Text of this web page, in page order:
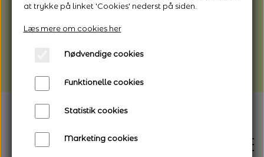
*Webshoppen er åben og sender hele
afhentning
Vi gør opmærksom på, at der kan være lidt
længere leveringstid
at trykke på linket 'Cookies' nederst på siden.
Læs mere om cookies her
Nødvendige cookies
Funktionelle cookies
Statistik cookies
Marketing cookies